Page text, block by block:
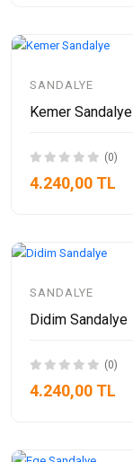
SANDALYE
Kemer Sandalye
(0)
4.240,00 TL
SANDALYE
Didim Sandalye
(0)
4.240,00 TL